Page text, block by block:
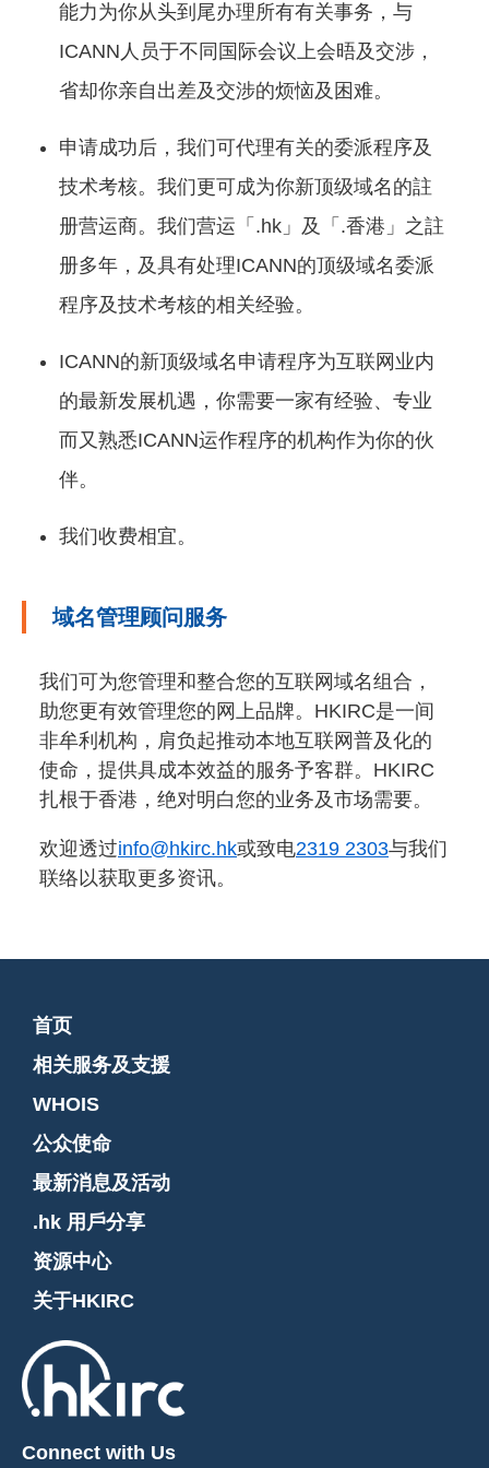
能力为你从头到尾办理所有有关事务，与
ICANN人员于不同国际会议上会晤及交涉，
省却你亲自出差及交涉的烦恼及困难。
申请成功后，我们可代理有关的委派程序及
技术考核。我们更可成为你新顶级域名的註
册营运商。我们营运「.hk」及「.香港」之註
册多年，及具有处理ICANN的顶级域名委派
程序及技术考核的相关经验。
ICANN的新顶级域名申请程序为互联网业内
的最新发展机遇，你需要一家有经验、专业
而又熟悉ICANN运作程序的机构作为你的伙
伴。
我们收费相宜。
域名管理顾问服务
我们可为您管理和整合您的互联网域名组合，
助您更有效管理您的网上品牌。HKIRC是一间
非牟利机构，肩负起推动本地互联网普及化的
使命，提供具成本效益的服务予客群。HKIRC
扎根于香港，绝对明白您的业务及市场需要。
欢迎透过info@hkirc.hk或致电2319 2303与我们
联络以获取更多资讯。
首页
相关服务及支援
WHOIS
公众使命
最新消息及活动
.hk 用戶分享
资源中心
关于HKIRC
Connect with Us